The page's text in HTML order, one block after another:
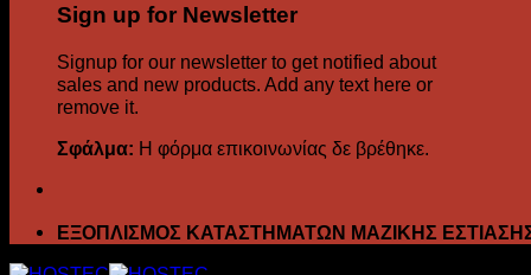
Sign up for Newsletter
Signup for our newsletter to get notified about
sales and new products. Add any text here or
remove it.
Σφάλμα: Η φόρμα επικοινωνίας δε βρέθηκε.
ΕΞΟΠΛΙΣΜΟΣ ΚΑΤΑΣΤΗΜΑΤΩΝ ΜΑΖΙΚΗΣ